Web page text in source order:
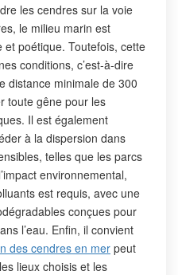
les cendres sur la voie
le milieu marin est
poétique. Toutefois, cette
conditions, c’est-à-dire
distance minimale de 300
toute gêne pour les
Il est également
à la dispersion dans
telles que les parcs
environnemental,
est requis, avec une
conçues pour
l’eau. Enfin, il convient
des cendres en mer peut
lieux choisis et les